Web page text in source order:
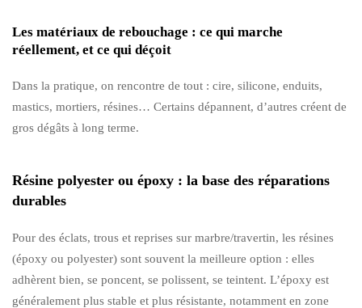
Les matériaux de rebouchage : ce qui marche
réellement, et ce qui déçoit
Dans la pratique, on rencontre de tout : cire, silicone, enduits,
mastics, mortiers, résines… Certains dépannent, d’autres créent de
gros dégâts à long terme.
Résine polyester ou époxy : la base des réparations
durables
Pour des éclats, trous et reprises sur marbre/travertin, les résines
(époxy ou polyester) sont souvent la meilleure option : elles
adhèrent bien, se poncent, se polissent, se teintent. L’époxy est
généralement plus stable et plus résistante, notamment en zone